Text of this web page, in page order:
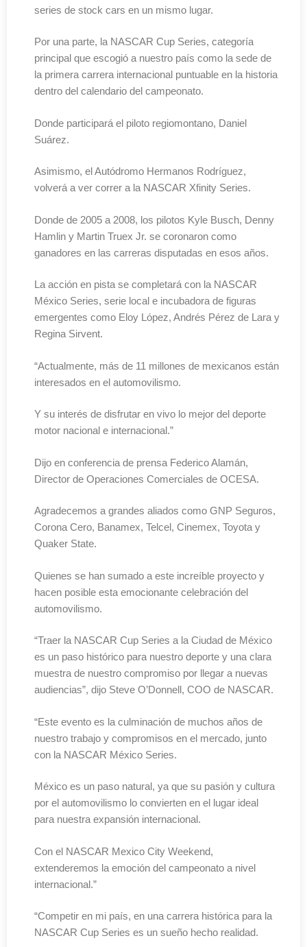
series de stock cars en un mismo lugar.
Por una parte, la NASCAR Cup Series, categoría
principal que escogió a nuestro país como la sede de
la primera carrera internacional puntuable en la historia
dentro del calendario del campeonato.
Donde participará el piloto regiomontano, Daniel
Suárez.
Asimismo, el Autódromo Hermanos Rodríguez,
volverá a ver correr a la NASCAR Xfinity Series.
Donde de 2005 a 2008, los pilotos Kyle Busch, Denny
Hamlin y Martin Truex Jr. se coronaron como
ganadores en las carreras disputadas en esos años.
La acción en pista se completará con la NASCAR
México Series, serie local e incubadora de figuras
emergentes como Eloy López, Andrés Pérez de Lara y
Regina Sirvent.
“Actualmente, más de 11 millones de mexicanos están
interesados en el automovilismo.
Y su interés de disfrutar en vivo lo mejor del deporte
motor nacional e internacional.”
Dijo en conferencia de prensa Federico Alamán,
Director de Operaciones Comerciales de OCESA.
Agradecemos a grandes aliados como GNP Seguros,
Corona Cero, Banamex, Telcel, Cinemex, Toyota y
Quaker State.
Quienes se han sumado a este increíble proyecto y
hacen posible esta emocionante celebración del
automovilismo.
“Traer la NASCAR Cup Series a la Ciudad de México
es un paso histórico para nuestro deporte y una clara
muestra de nuestro compromiso por llegar a nuevas
audiencias”, dijo Steve O’Donnell, COO de NASCAR.
“Este evento es la culminación de muchos años de
nuestro trabajo y compromisos en el mercado, junto
con la NASCAR México Series.
México es un paso natural, ya que su pasión y cultura
por el automovilismo lo convierten en el lugar ideal
para nuestra expansión internacional.
Con el NASCAR Mexico City Weekend,
extenderemos la emoción del campeonato a nivel
internacional.”
“Competir en mi país, en una carrera histórica para la
NASCAR Cup Series es un sueño hecho realidad.